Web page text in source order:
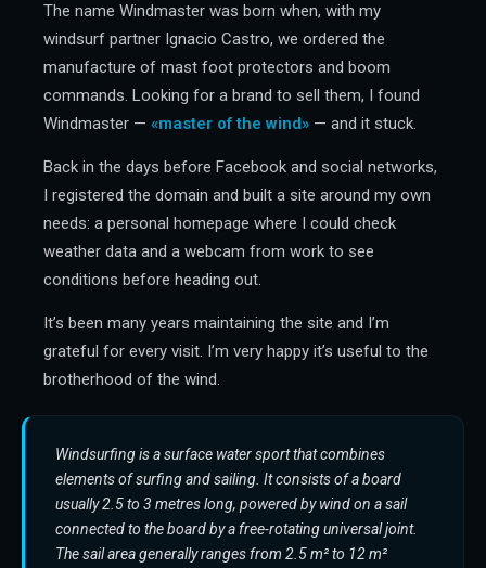
The name Windmaster was born when, with my
windsurf partner Ignacio Castro, we ordered the
manufacture of mast foot protectors and boom
commands. Looking for a brand to sell them, I found
Windmaster — «master of the wind» — and it stuck.
Back in the days before Facebook and social networks,
I registered the domain and built a site around my own
needs: a personal homepage where I could check
weather data and a webcam from work to see
conditions before heading out.
It’s been many years maintaining the site and I’m
grateful for every visit. I’m very happy it’s useful to the
brotherhood of the wind.
Windsurfing is a surface water sport that combines
elements of surfing and sailing. It consists of a board
usually 2.5 to 3 metres long, powered by wind on a sail
connected to the board by a free-rotating universal joint.
The sail area generally ranges from 2.5 m² to 12 m²